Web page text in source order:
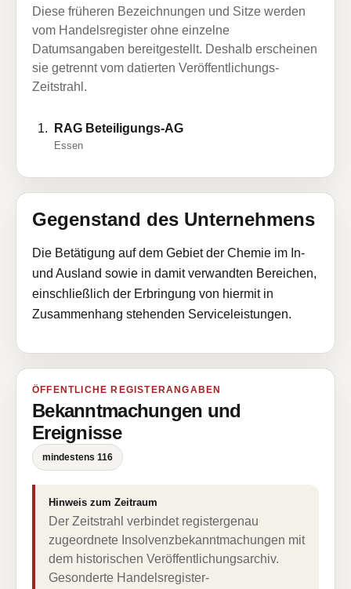
Diese früheren Bezeichnungen und Sitze werden
vom Handelsregister ohne einzelne
Datumsangaben bereitgestellt. Deshalb erscheinen
sie getrennt vom datierten Veröffentlichungs-
Zeitstrahl.
RAG Beteiligungs-AG
Essen
Gegenstand des Unternehmens
Die Betätigung auf dem Gebiet der Chemie im In-
und Ausland sowie in damit verwandten Bereichen,
einschließlich der Erbringung von hiermit in
Zusammenhang stehenden Serviceleistungen.
ÖFFENTLICHE REGISTERANGABEN
Bekanntmachungen und
Ereignisse
mindestens 116
Hinweis zum Zeitraum
Der Zeitstrahl verbindet registergenau
zugeordnete Insolvenzbekanntmachungen mit
dem historischen Veröffentlichungsarchiv.
Gesonderte Handelsregister-